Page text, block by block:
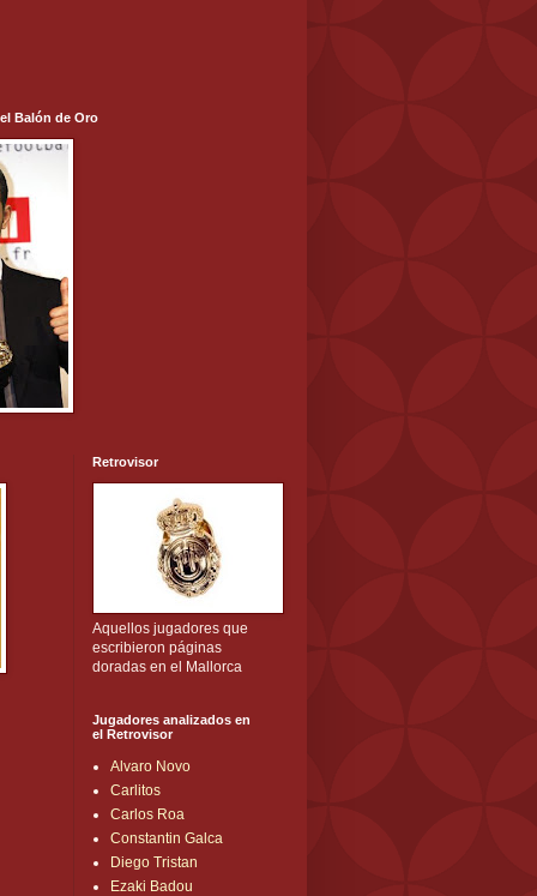
Balón de Oro
Retrovisor
Aquellos jugadores que
escribieron páginas
doradas en el Mallorca
Jugadores analizados en
el Retrovisor
Alvaro Novo
Carlitos
Carlos Roa
Constantin Galca
Diego Tristan
Ezaki Badou